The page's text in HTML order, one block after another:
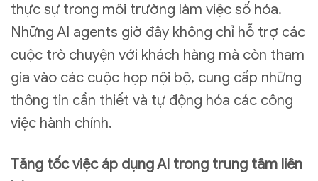
thực sự trong môi trường làm việc số hóa.
Những AI agents giờ đây không chỉ hỗ trợ các
cuộc trò chuyện với khách hàng mà còn tham
gia vào các cuộc họp nội bộ, cung cấp những
thông tin cần thiết và tự động hóa các công
việc hành chính.
Tăng tốc việc áp dụng AI trong trung tâm liên